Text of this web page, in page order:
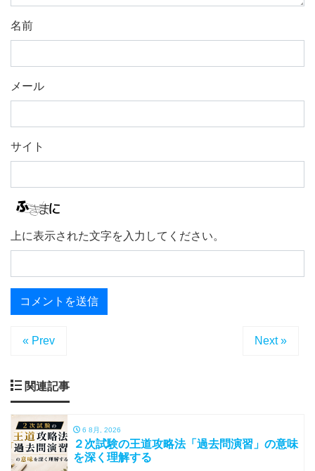
名前
メール
サイト
上に表示された文字を入力してください。
« Prev Next »
関連記事
6 8月, 2026
２次試験の王道攻略法「過去問演習」の意味
を深く理解する